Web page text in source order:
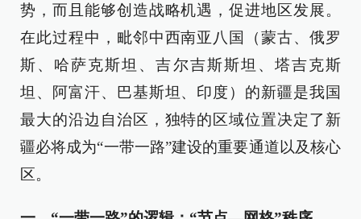
势，而且能够创造战略机遇，促进地区发展。
在此过程中，毗邻中西南亚八国（蒙古、俄罗
斯、哈萨克斯坦、吉尔吉斯斯坦、塔吉克斯
坦、阿富汗、巴基斯坦、印度）的新疆是我国
最大的沿边自治区，独特的区域位置决定了新
疆必将成为“一带一路”建设的重要通道以及核心
区。